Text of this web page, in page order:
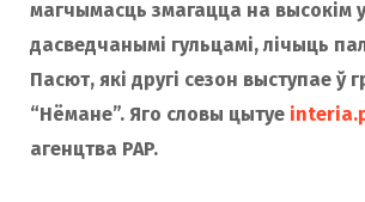
магчымасць змагацца на высокім
дасведчанымі гульцамі, лічыць
Пасют, які другі сезон выступае ў
“Нёмане”. Яго словы цытуе
агенцтва PAP.